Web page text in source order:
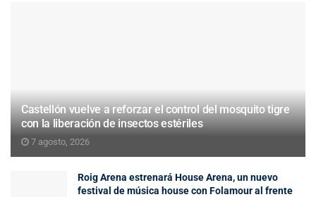
Castellón vuelve a reforzar el control del mosquito tigre
con la liberación de insectos estériles
7 agosto, 2026
Roig Arena estrenará House Arena, un nuevo
festival de música house con Folamour al frente